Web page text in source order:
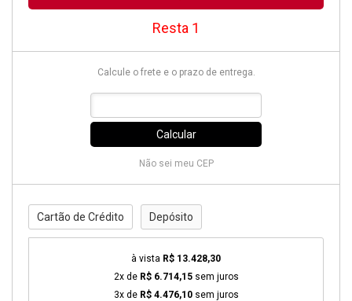
Resta 1
Calcule o frete e o prazo de entrega.
Calcular
Não sei meu CEP
Cartão de Crédito Depósito
à vista R$ 13.428,30
2x de R$ 6.714,15sem juros
3x de R$ 4.476,10sem juros